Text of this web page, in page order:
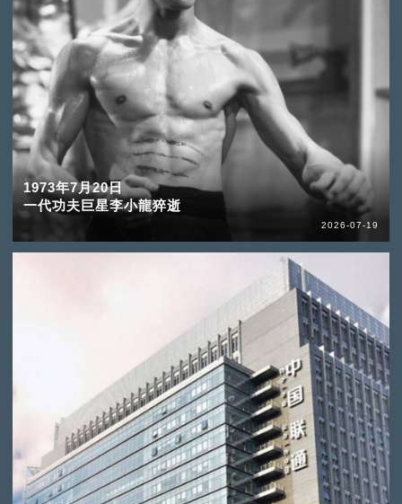
1973年7月20日
一代功夫巨星李小龍猝逝
2026-07-19